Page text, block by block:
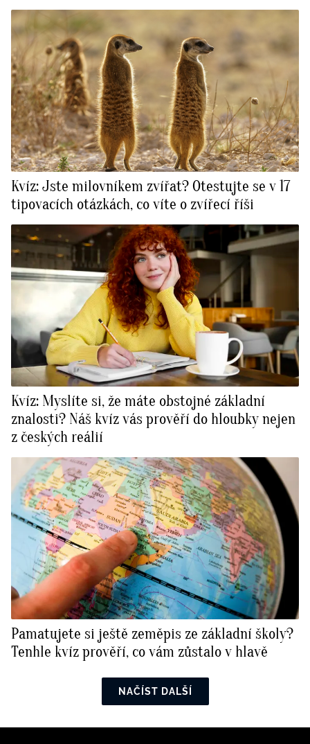
Kvíz: Jste milovníkem zvířat? Otestujte se v 17
tipovacích otázkách, co víte o zvířecí říši
Kvíz: Myslíte si, že máte obstojné základní
znalosti? Náš kvíz vás prověří do hloubky nejen
z českých reálií
Pamatujete si ještě zeměpis ze základní školy?
Tenhle kvíz prověří, co vám zůstalo v hlavě
NAČÍST DALŠÍ